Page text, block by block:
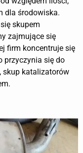
dla środowiska.
skupem
zajmujące się
firm koncentruje się
przyczynia się do
skup katalizatorów